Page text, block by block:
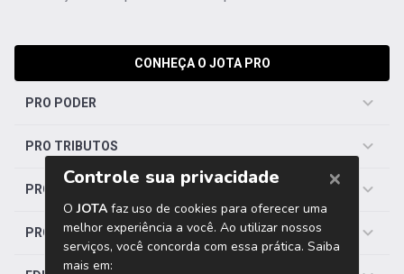
CONHEÇA O JOTA PRO
PRO PODER
PRO TRIBUTOS
PRO TRABALHISTA
PRO SAÚDE